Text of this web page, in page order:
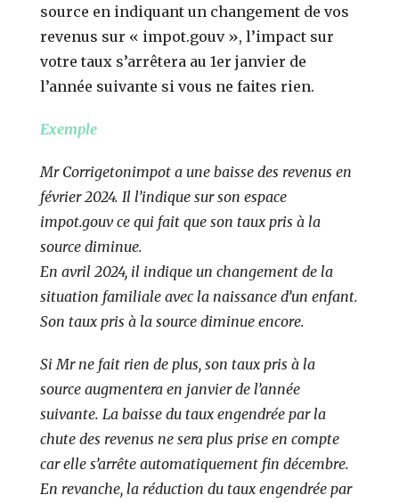
source en indiquant un changement de vos
revenus sur « impot.gouv », l’impact sur
votre taux s’arrêtera au 1er janvier de
l’année suivante si vous ne faites rien.
Exemple
Mr Corrigetonimpot a une baisse des revenus en
février 2024. Il l’indique sur son espace
impot.gouv ce qui fait que son taux pris à la
source diminue.
En avril 2024, il indique un changement de la
situation familiale avec la naissance d’un enfant.
Son taux pris à la source diminue encore.
Si Mr ne fait rien de plus, son taux pris à la
source augmentera en janvier de l’année
suivante. La baisse du taux engendrée par la
chute des revenus ne sera plus prise en compte
car elle s’arrête automatiquement fin décembre.
En revanche, la réduction du taux engendrée par